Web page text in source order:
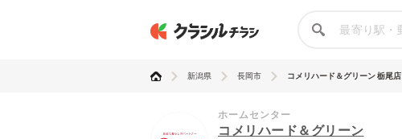
新潟県 長岡市 コメリハード＆グリーン 栃尾店
ホームセンター
コメリハード＆グリーン